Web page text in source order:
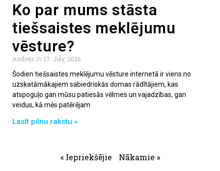
Ko par mums stāsta
tiešsaistes meklējumu
vēsture?
Andrejs
17. July, 2026
Šodien tiešsaistes meklējumu vēsture internetā ir viens no
uzskatāmākajiem sabiedriskās domas rādītājiem, kas
atspoguļo gan mūsu patiesās vēlmes un vajadzības, gan
veidus, kā mēs patērējam
Lasīt pilnu rakstu »
« Iepriekšējie Nākamie »